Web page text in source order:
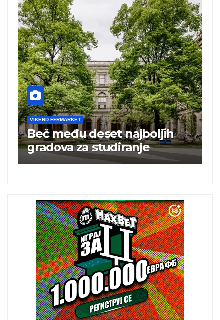
VIKEND FERMARKET
Turska ugostila 25 miliona
turista